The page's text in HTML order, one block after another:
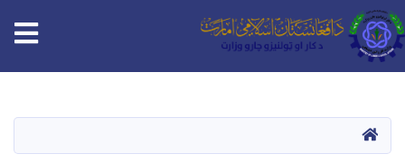
content
HOME